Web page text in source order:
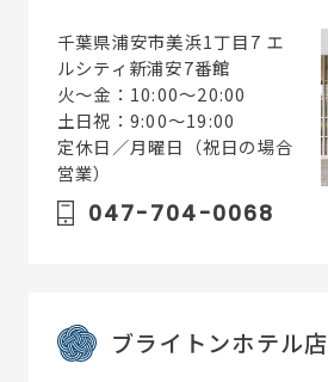
千葉県浦安市美浜1丁目7 エ
ルシティ新浦安7番館
火〜金：10:00～20:00
土日祝：9:00～19:00
定休日／月曜日（祝日の場合
営業）
047-704-0068
ブライトンホテル店